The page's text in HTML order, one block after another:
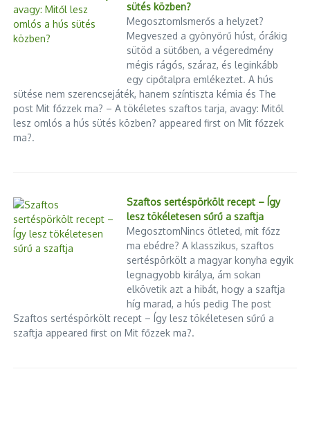
sütés közben?
MegosztomIsmerős a helyzet?
Megveszed a gyönyörű húst, órákig
sütöd a sütőben, a végeredmény
mégis rágós, száraz, és leginkább
egy cipőtalpra emlékeztet. A hús
sütése nem szerencsejáték, hanem színtiszta kémia és The
post Mit főzzek ma? – A tökéletes szaftos tarja, avagy: Mitől
lesz omlós a hús sütés közben? appeared first on Mit főzzek
ma?.
Szaftos sertéspörkölt recept – Így
lesz tökéletesen sűrű a szaftja
MegosztomNincs ötleted, mit főzz
ma ebédre? A klasszikus, szaftos
sertéspörkölt a magyar konyha egyik
legnagyobb királya, ám sokan
elkövetik azt a hibát, hogy a szaftja
híg marad, a hús pedig The post
Szaftos sertéspörkölt recept – Így lesz tökéletesen sűrű a
szaftja appeared first on Mit főzzek ma?.